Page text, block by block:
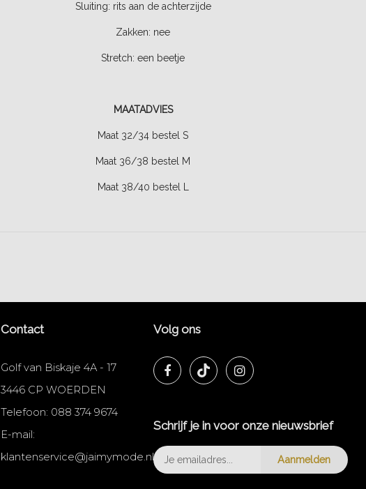
Sluiting: rits aan de achterzijde
Zakken: nee
Stretch: een beetje
MAATADVIES
Maat 32/34 bestel S
Maat 36/38 bestel M
Maat 38/40 bestel L
Contact
Golf van Biskaje 4A - 17
3446 CP WOERDEN
Telefoon: 088 374 9674
E-mail:
klantenservice@jaimymode.nl
Volg ons
Schrijf je in voor onze nieuwsbrief
Aanmelden